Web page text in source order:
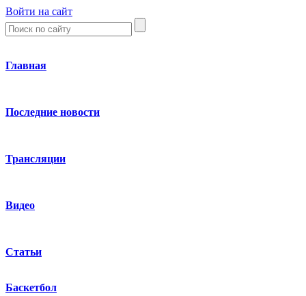
Войти на сайт
Главная
Последние новости
Трансляции
Видео
Статьи
Баскетбол